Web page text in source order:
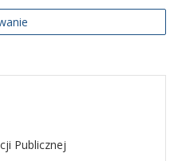
korzystania z serwisów
w tym z BIP, polityka
Publicznej